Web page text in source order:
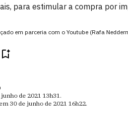
para estimular a compra por
em parceria com o Youtube (Rafa
de 2021 13h31.
30 de junho de 2021 16h22.